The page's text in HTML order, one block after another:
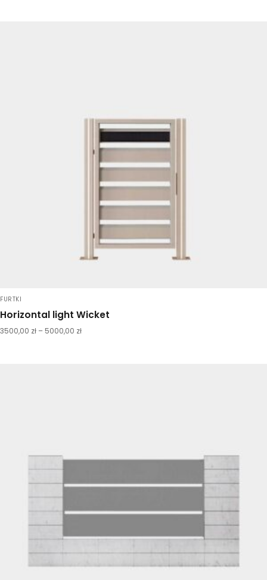
FURTKI
Horizontal light Wicket
3500,00 zł – 5000,00 zł